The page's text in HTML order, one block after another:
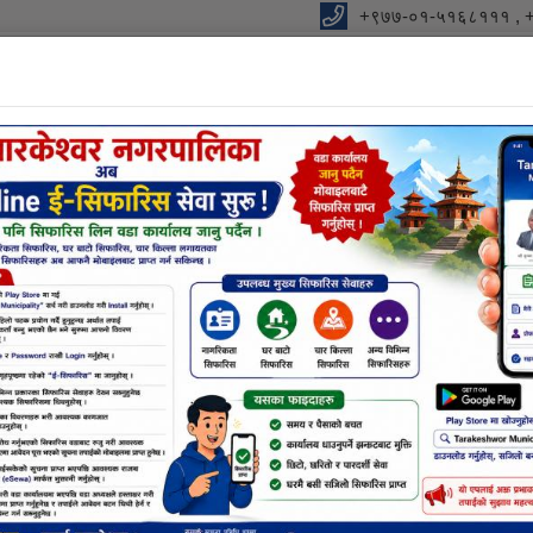
+९७७-०१-५१६८१११ ,
विधुतीय शुसासन सेवा शाखा सूचना तथा जानकारी
नक्सा सम्बन्धि छलफलमा